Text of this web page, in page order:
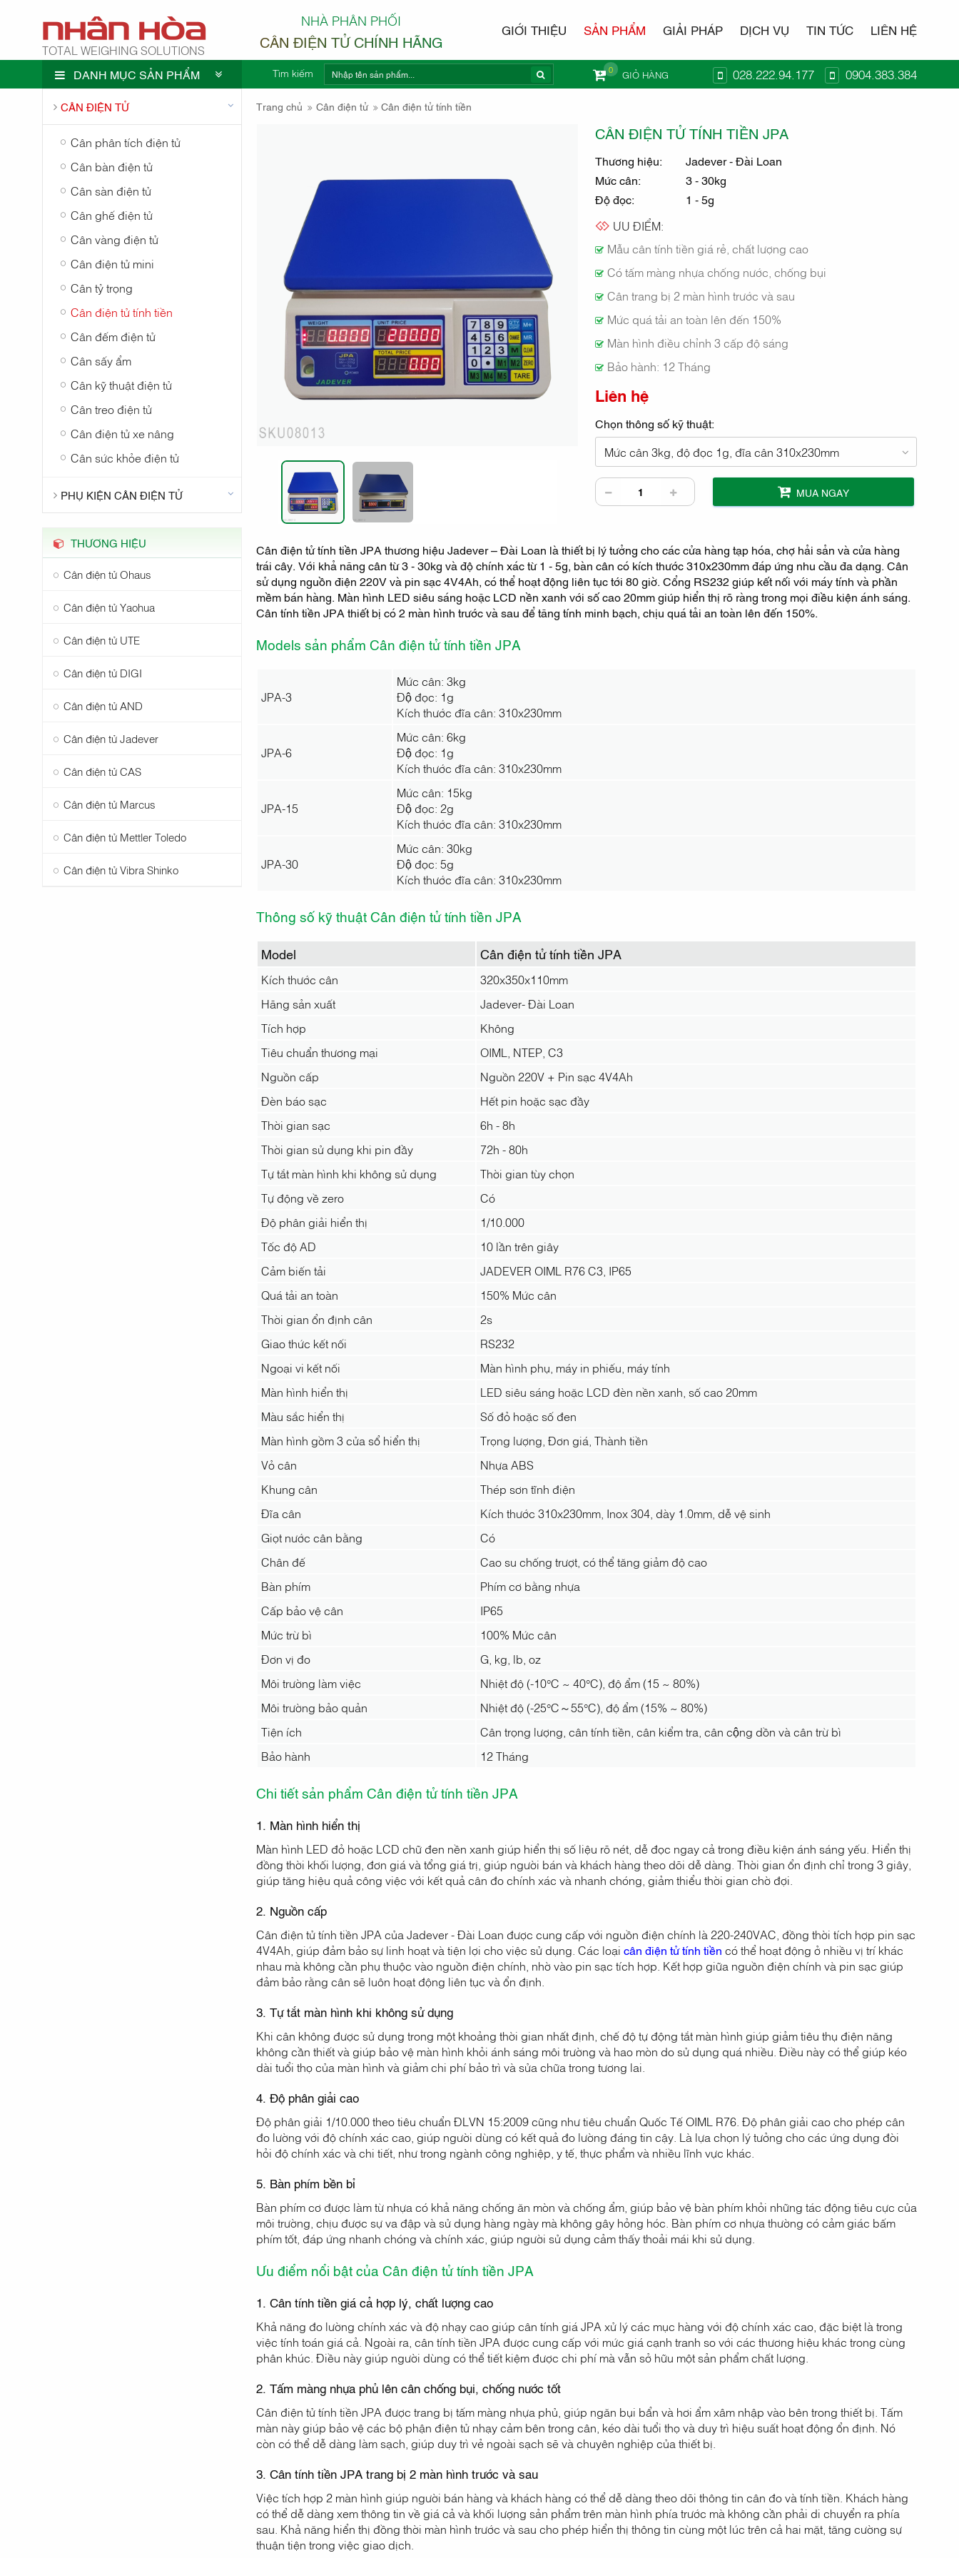
TOTAL WEIGHING SOLUTIONS
NHÀ PHÂN PHỐI
CÂN ĐIỆN TỬ CHÍNH HÃNG
GIỚI THIỆU SẢN PHẨM GIẢI PHÁP DỊCH VỤ TIN TỨC LIÊN HỆ
DANH MỤC SẢN PHẨM Tìm kiếm GIỎ HÀNG
0 028.222.94.177 0904.383.384
CÔNG TY CÂN ĐIỆN TỬ
NHÂN HÒA
CÂN ĐIỆN TỬ
Cân phân tích điện tử
Cân bàn điện tử
Cân sàn điện tử
Cân ghế điện tử
Cân vàng điện tử
Cân điện tử mini
Cân tỷ trọng
Cân điện tử tính tiền
Cân đếm điện tử
Cân sấy ẩm
Cân kỹ thuật điện tử
Cân treo điện tử
Cân điện tử xe nâng
Cân sức khỏe điện tử
PHỤ KIỆN CÂN ĐIỆN TỬ
THƯƠNG HIỆU
Cân điện tử Ohaus
Cân điện tử Yaohua
Cân điện tử UTE
Cân điện tử DIGI
Cân điện tử AND
Cân điện tử Jadever
Cân điện tử CAS
Cân điện tử Marcus
Cân điện tử Mettler Toledo
Cân điện tử Vibra Shinko
Trang chủ Cân điện tử Cân điện tử tính tiền
CÂN ĐIỆN TỬ TÍNH TIỀN JPA
Thương hiệu:
Jadever - Đài Loan
Mức cân:
3 - 30kg
Độ đọc:
1 - 5g
ƯU ĐIỂM:
Mẫu cân tính tiền giá rẻ, chất lượng cao
Có tấm màng nhựa chống nước, chống bụi
Cân trang bị 2 màn hình trước và sau
Mức quá tải an toàn lên đến 150%
Màn hình điều chỉnh 3 cấp độ sáng
Bảo hành: 12 Tháng
Liên hệ
Chọn thông số kỹ thuật:
Mức cân 3kg, độ đọc 1g, đĩa cân 310x230mm
MUA NGAY
Cân điện tử tính tiền JPA thương hiệu Jadever – Đài Loan là thiết bị lý tưởng cho các cửa hàng tạp hóa, chợ hải sản và cửa hàng
trái cây. Với khả năng cân từ 3 - 30kg và độ chính xác từ 1 - 5g, bàn cân có kích thước 310x230mm đáp ứng nhu cầu đa dạng. Cân
sử dụng nguồn điện 220V và pin sạc 4V4Ah, có thể hoạt động liên tục tới 80 giờ. Cổng RS232 giúp kết nối với máy tính và phần
mềm bán hàng. Màn hình LED siêu sáng hoặc LCD nền xanh với số cao 20mm giúp hiển thị rõ ràng trong mọi điều kiện ánh sáng.
Cân tính tiền JPA thiết bị có 2 màn hình trước và sau để tăng tính minh bạch, chịu quá tải an toàn lên đến 150%.
Models sản phẩm Cân điện tử tính tiền JPA
JPA-3
Mức cân: 3kg
Độ đọc: 1g
Kích thước đĩa cân: 310x230mm
JPA-6
Mức cân: 6kg
Độ đọc: 1g
Kích thước đĩa cân: 310x230mm
JPA-15
Mức cân: 15kg
Độ đọc: 2g
Kích thước đĩa cân: 310x230mm
JPA-30
Mức cân: 30kg
Độ đọc: 5g
Kích thước đĩa cân: 310x230mm
Thông số kỹ thuật Cân điện tử tính tiền JPA
Model Cân điện tử tính tiền JPA
Kích thước cân
320x350x110mm
Hãng sản xuất
Jadever- Đài Loan
Tích hợp
Không
Tiêu chuẩn thương mại
OIML, NTEP, C3
Nguồn cấp
Nguồn 220V + Pin sạc 4V4Ah
Đèn báo sạc
Hết pin hoặc sạc đầy
Thời gian sạc
6h - 8h
Thời gian sử dụng khi pin đầy
72h - 80h
Tự tắt màn hình khi không sử dụng
Thời gian tùy chọn
Tự động về zero
Có
Độ phân giải hiển thị
1/10.000
Tốc độ AD
10 lần trên giây
Cảm biến tải
JADEVER OIML R76 C3, IP65
Quá tải an toàn
150% Mức cân
Thời gian ổn định cân
2s
Giao thức kết nối
RS232
Ngoại vi kết nối
Màn hình phụ, máy in phiếu, máy tính
Màn hình hiển thị
LED siêu sáng hoặc LCD đèn nền xanh, số cao 20mm
Màu sắc hiển thị
Số đỏ hoặc số đen
Màn hình gồm 3 cửa sổ hiển thị
Trọng lượng, Đơn giá, Thành tiền
Vỏ cân
Nhựa ABS
Khung cân
Thép sơn tĩnh điện
Đĩa cân
Kích thước 310x230mm, Inox 304, dày 1.0mm, dễ vệ sinh
Giọt nước cân bằng
Có
Chân đế
Cao su chống trượt, có thể tăng giảm độ cao
Bàn phím
Phím cơ bằng nhựa
Cấp bảo vệ cân
IP65
Mức trừ bì
100% Mức cân
Đơn vị đo
G, kg, lb, oz
Môi trường làm việc
Nhiệt độ (-10°C ~ 40°C), độ ẩm (15 ~ 80%)
Môi trường bảo quản
Nhiệt độ (-25°C～55°C), độ ẩm (15% ~ 80%)
Tiện ích
Cân trọng lượng, cân tính tiền, cân kiểm tra, cân cộng dồn và cân trừ bì
Bảo hành
12 Tháng
Chi tiết sản phẩm Cân điện tử tính tiền JPA
1. Màn hình hiển thị
Màn hình LED đỏ hoặc LCD chữ đen nền xanh giúp hiển thị số liệu rõ nét, dễ đọc ngay cả trong điều kiện ánh sáng yếu. Hiển thị
đồng thời khối lượng, đơn giá và tổng giá trị, giúp người bán và khách hàng theo dõi dễ dàng. Thời gian ổn định chỉ trong 3 giây,
giúp tăng hiệu quả công việc với kết quả cân đo chính xác và nhanh chóng, giảm thiểu thời gian chờ đợi.
2. Nguồn cấp
Cân điện tử tính tiền JPA của Jadever - Đài Loan được cung cấp với nguồn điện chính là 220-240VAC, đồng thời tích hợp pin sạc
4V4Ah, giúp đảm bảo sự linh hoạt và tiện lợi cho việc sử dụng. Các loại cân điện tử tính tiền có thể hoạt động ở nhiều vị trí khác
nhau mà không cần phụ thuộc vào nguồn điện chính, nhờ vào pin sạc tích hợp. Kết hợp giữa nguồn điện chính và pin sạc giúp
đảm bảo rằng cân sẽ luôn hoạt động liên tục và ổn định.
3. Tự tắt màn hình khi không sử dụng
Khi cân không được sử dụng trong một khoảng thời gian nhất định, chế độ tự động tắt màn hình giúp giảm tiêu thụ điện năng
không cần thiết và giúp bảo vệ màn hình khỏi ánh sáng môi trường và hao mòn do sử dụng quá nhiều. Điều này có thể giúp kéo
dài tuổi thọ của màn hình và giảm chi phí bảo trì và sửa chữa trong tương lai.
4. Độ phân giải cao
Độ phân giải 1/10.000 theo tiêu chuẩn ĐLVN 15:2009 cũng như tiêu chuẩn Quốc Tế OIML R76. Độ phân giải cao cho phép cân
đo lường với độ chính xác cao, giúp người dùng có kết quả đo lường đáng tin cậy. Là lựa chọn lý tưởng cho các ứng dụng đòi
hỏi độ chính xác và chi tiết, như trong ngành công nghiệp, y tế, thực phẩm và nhiều lĩnh vực khác.
5. Bàn phím bền bỉ
Bàn phím cơ được làm từ nhựa có khả năng chống ăn mòn và chống ẩm, giúp bảo vệ bàn phím khỏi những tác động tiêu cực của
môi trường, chịu được sự va đập và sử dụng hàng ngày mà không gây hỏng hóc. Bàn phím cơ nhựa thường có cảm giác bấm
phím tốt, đáp ứng nhanh chóng và chính xác, giúp người sử dụng cảm thấy thoải mái khi sử dụng.
Ưu điểm nổi bật của Cân điện tử tính tiền JPA
1. Cân tính tiền giá cả hợp lý, chất lượng cao
Khả năng đo lường chính xác và độ nhạy cao giúp cân tính giá JPA xử lý các mục hàng với độ chính xác cao, đặc biệt là trong
việc tính toán giá cả. Ngoài ra, cân tính tiền JPA được cung cấp với mức giá cạnh tranh so với các thương hiệu khác trong cùng
phân khúc. Điều này giúp người dùng có thể tiết kiệm được chi phí mà vẫn sở hữu một sản phẩm chất lượng.
2. Tấm màng nhựa phủ lên cân chống bụi, chống nước tốt
Cân điện tử tính tiền JPA được trang bị tấm màng nhựa phủ, giúp ngăn bụi bẩn và hơi ẩm xâm nhập vào bên trong thiết bị. Tấm
màn này giúp bảo vệ các bộ phận điện tử nhạy cảm bên trong cân, kéo dài tuổi thọ và duy trì hiệu suất hoạt động ổn định. Nó
còn có thể dễ dàng làm sạch, giúp duy trì vẻ ngoài sạch sẽ và chuyên nghiệp của thiết bị.
3. Cân tính tiền JPA trang bị 2 màn hình trước và sau
Việc tích hợp 2 màn hình giúp người bán hàng và khách hàng có thể dễ dàng theo dõi thông tin cân đo và tính tiền. Khách hàng
có thể dễ dàng xem thông tin về giá cả và khối lượng sản phẩm trên màn hình phía trước mà không cần phải di chuyển ra phía
sau. Khả năng hiển thị đồng thời màn hình trước và sau cho phép hiển thị thông tin cùng một lúc trên cả hai mặt, tăng cường sự
thuận tiện trong việc giao dịch.